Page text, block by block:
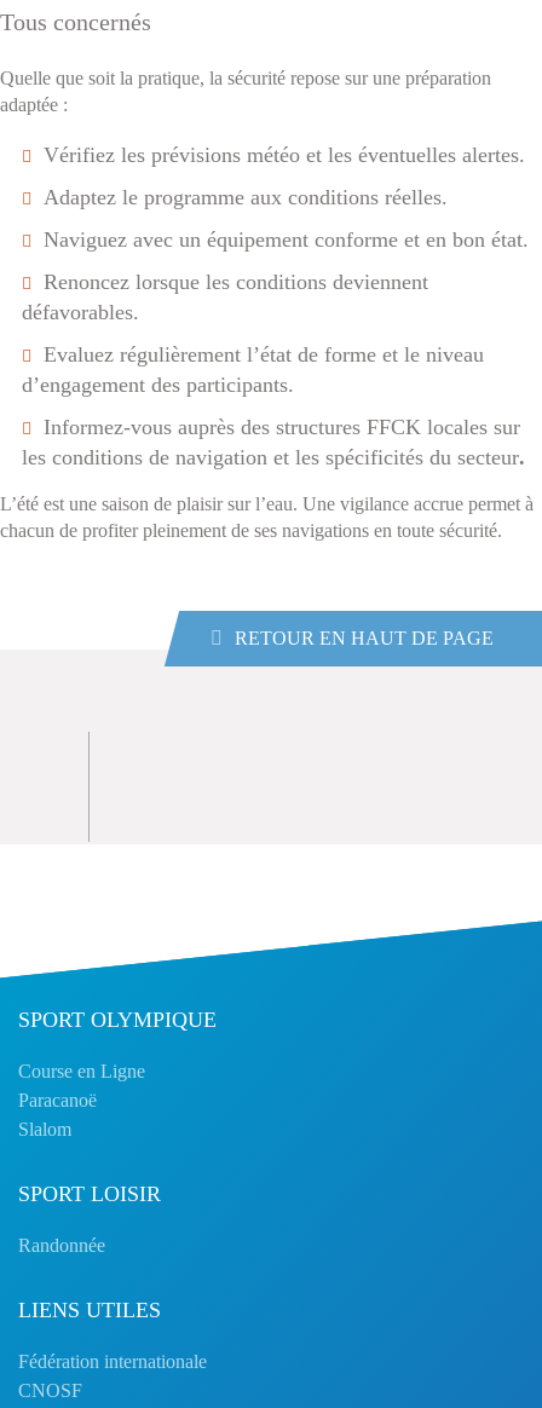
Tous concernés
Quelle que soit la pratique, la sécurité repose sur une préparation
adaptée :
Vérifiez les prévisions météo et les éventuelles alertes.
Adaptez le programme aux conditions réelles.
Naviguez avec un équipement conforme et en bon état.
Renoncez lorsque les conditions deviennent
défavorables.
Evaluez régulièrement l’état de forme et le niveau
d’engagement des participants.
Informez-vous auprès des structures FFCK locales sur
les conditions de navigation et les spécificités du secteur.
L’été est une saison de plaisir sur l’eau. Une vigilance accrue permet à
chacun de profiter pleinement de ses navigations en toute sécurité.
RETOUR EN HAUT DE PAGE
SPORT OLYMPIQUE
Course en Ligne
Paracanoë
Slalom
SPORT LOISIR
Randonnée
LIENS UTILES
Fédération internationale
CNOSF